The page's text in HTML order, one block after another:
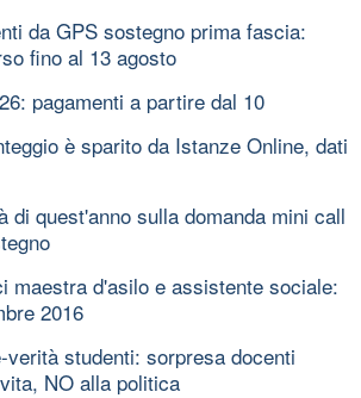
da GPS sostegno prima fascia:
fino al 13 agosto
pagamenti a partire dal 10
è sparito da Istanze Online, dati
di quest'anno sulla domanda mini call
maestra d'asilo e assistente sociale:
2016
verità studenti: sorpresa docenti
NO alla politica